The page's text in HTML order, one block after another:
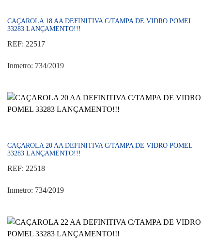
CAÇAROLA 18 AA DEFINITIVA C/TAMPA DE VIDRO POMEL
33283 LANÇAMENTO!!!
REF: 22517
Inmetro: 734/2019
CAÇAROLA 20 AA DEFINITIVA C/TAMPA DE VIDRO POMEL
33283 LANÇAMENTO!!!
REF: 22518
Inmetro: 734/2019